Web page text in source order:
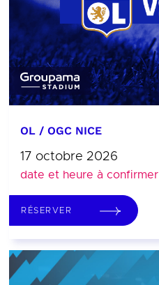
OL / OGC NICE
17 octobre 2026
date et heure à confirmer
RÉSERVER